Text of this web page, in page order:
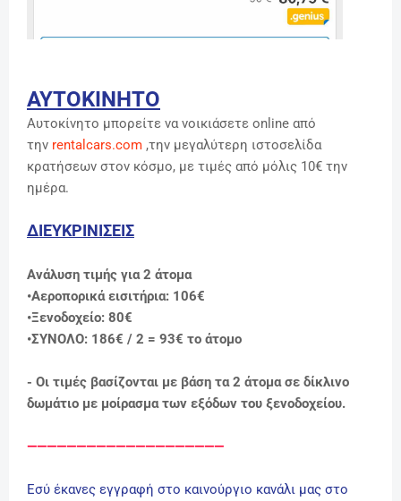
ΑΥΤΟΚΙΝΗΤΟ
Αυτοκίνητο μπορείτε να νοικιάσετε online από
την rentalcars.com ,την μεγαλύτερη ιστοσελίδα
κρατήσεων στον κόσμο, με τιμές από μόλις 10€ την
ημέρα.
ΔΙΕΥΚΡΙΝΙΣΕΙΣ
Ανάλυση τιμής για 2 άτομα
•Αεροπορικά εισιτήρια: 106€
•Ξενοδοχείo: 80€
•ΣΥΝΟΛΟ: 186€ / 2 = 93€ το άτομο
- Οι τιμές βασίζονται με βάση τα 2 άτομα σε δίκλινο
δωμάτιο με μοίρασμα των εξόδων του ξενοδοχείου.
————————————————————
Εσύ έκανες εγγραφή στο καινούργιο κανάλι μας στο